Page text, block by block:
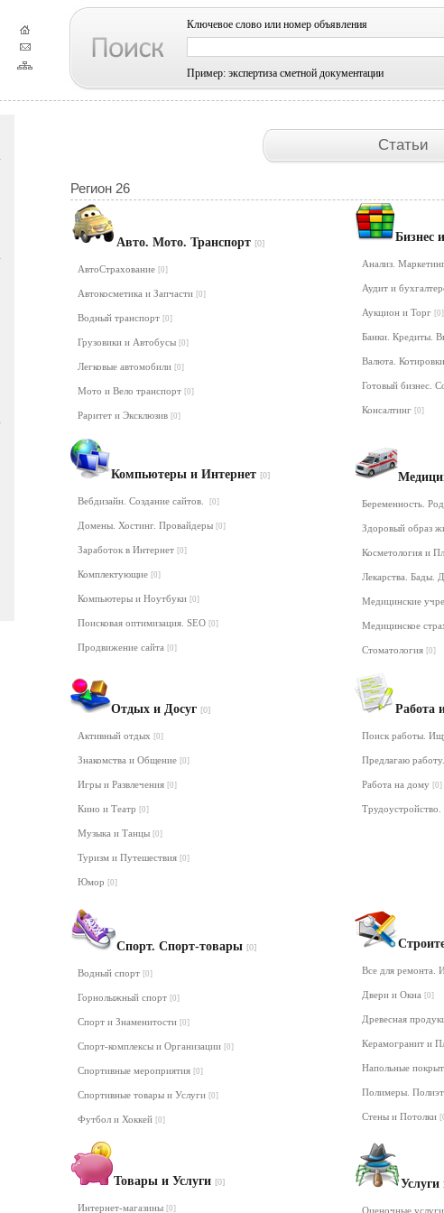
Ключевое слово или номер объявления
Пример: экспертиза сметной документации
Статьи
Регион 26
Авто. Мото. Транспорт [0]
АвтоСтрахование [0]
Автокосметика и Запчасти [0]
Водный транспорт [0]
Грузовики и Автобусы [0]
Легковые автомобили [0]
Мото и Вело транспорт [0]
Раритет и Эксклюзив [0]
Бизнес
Анализ.
Аудит и
Аукцион и Торг [0]
Банки. Кредиты.
Валюта.
Готовый бизнес.
Консалтинг [0]
Компьютеры и Интернет [0]
Вебдизайн. Создание сайтов. [0]
Домены. Хостинг. Провайдеры [0]
Заработок в Интернет [0]
Комплектующие [0]
Компьютеры и Ноутбуки [0]
Поисковая оптимизация. SEO [0]
Продвижение сайта [0]
Беременность.
Здоровый образ
Косметология и
Лекарства. Бады.
Медицинские
Медицинское
Стоматология [0]
Отдых и Досуг [0]
Активный отдых [0]
Знакомства и Общение [0]
Игры и Развлечения [0]
Кино и Театр [0]
Музыка и Танцы [0]
Туризм и Путешествия [0]
Юмор [0]
Работа
Поиск работы.
Предлагаю
Работа на дому [0]
Трудоустройство.
Спорт. Спорт-товары [0]
Водный спорт [0]
Горнолыжный спорт [0]
Спорт и Знаменитости [0]
Спорт-комплексы и Организации [0]
Спортивные мероприятия [0]
Спортивные товары и Услуги [0]
Футбол и Хоккей [0]
Все для ремонта.
Двери и Окна [0]
Древесная
Керамогранит и
Напольные
Полимеры.
Стены и Потолки
Товары и Услуги [0]
Интернет-магазины [0] Оценочные услуги